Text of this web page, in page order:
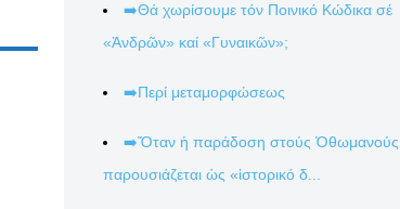
➡️Θά χωρίσουμε τόν Ποινικό Κώδικα σέ
«Ἀνδρῶν» καί «Γυναικῶν»;
➡️Περί μεταμορφώσεως
➡️Ὅταν ἡ παράδοση στούς Ὀθωμανούς
παρουσιάζεται ὡς «ἱστορικό δ...